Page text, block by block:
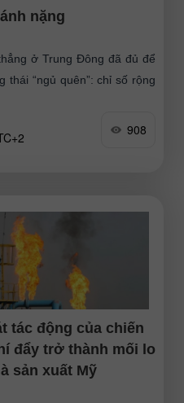
nặng
ở Trung Đông đã đủ để
thái “ngủ quên”: chỉ số rộng
908
tác động của chiến
đẩy trở thành mối lo
sản xuất Mỹ